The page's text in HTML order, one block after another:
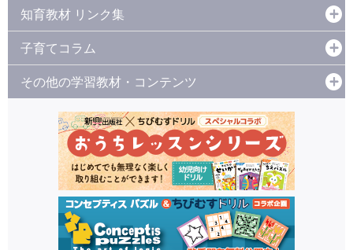
知育教材 リンク集
子育てコラム
その他の学習教材・コンテンツ